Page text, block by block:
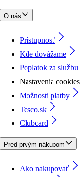
O nás
Prístupnosť
Kde dovážame
Poplatok za službu
Nastavenia cookies
Možnosti platby
Tesco.sk
Clubcard
Pred prvým nákupom
Ako nakupovať